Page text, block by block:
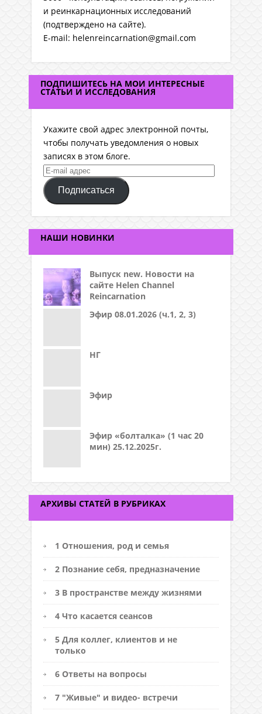
и реинкарнационных исследований
(подтверждено на сайте).
E-mail: helenreincarnation@gmail.com
ПОДПИШИТЕСЬ НА МОИ ИНТЕРЕСНЫЕ
СТАТЬИ И ИССЛЕДОВАНИЯ
Укажите свой адрес электронной почты,
чтобы получать уведомления о новых
записях в этом блоге.
E-
mail
адрес
Подписаться
НАШИ НОВИНКИ
Выпуск new. Новости на
сайте Helen Channel
Reincarnation
Эфир 08.01.2026 (ч.1, 2, 3)
НГ
Эфир
Эфир «болталка» (1 час 20
мин) 25.12.2025г.
АРХИВЫ СТАТЕЙ В РУБРИКАХ
1 Отношения, род и семья
2 Познание себя, предназначение
3 В пространстве между жизнями
4 Что касается сеансов
5 Для коллег, клиентов и не
только
6 Ответы на вопросы
7 "Живые" и видео- встречи